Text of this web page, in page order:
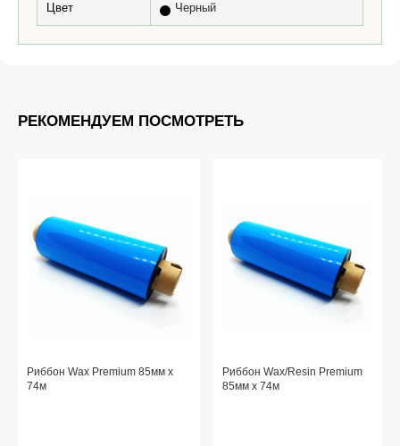
Цвет Черный
РЕКОМЕНДУЕМ ПОСМОТРЕТЬ
Риббон Wax Premium 85мм x
74м
Риббон Wax/Resin Premium
85мм x 74м